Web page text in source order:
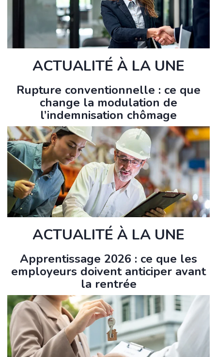
ACTUALITÉ À LA UNE
Rupture conventionnelle : ce que
change la modulation de
l’indemnisation chômage
ACTUALITÉ À LA UNE
Apprentissage 2026 : ce que les
employeurs doivent anticiper avant
la rentrée